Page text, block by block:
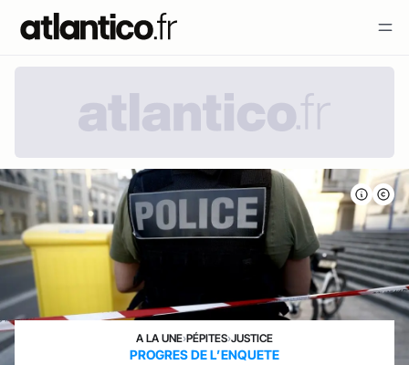
A LA UNE›PÉPITES›JUSTICE
PROGRES DE L’ENQUETE